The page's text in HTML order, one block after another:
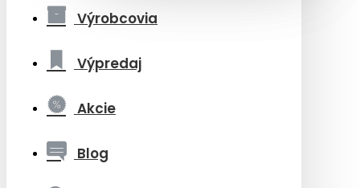
Výrobcovia
Výpredaj
Akcie
Blog